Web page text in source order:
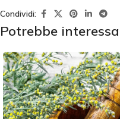
Condividi:
Potrebbe